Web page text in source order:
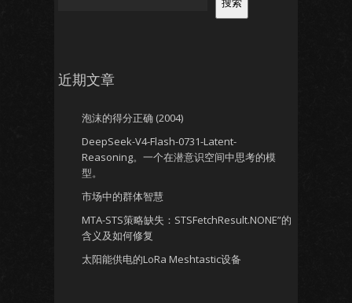
搜索
近期文章
泡沫的得分正确 (2004)
DeepSeek-V4-Flash-0731-Latent-
Reasoning。一个在潜意识空间中思考的模
型。
市场中的群体智慧
MTA-STS策略缺失：STSFetchResult.NONE”的
含义及如何修复
太阳能供电的LoRa Meshtastic设备